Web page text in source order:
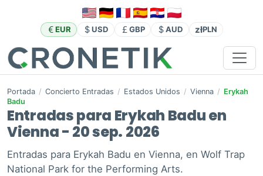
EUR USD GBP AUD złPLN
Portada / Concierto Entradas / Estados Unidos / Vienna / Erykah
Badu
Entradas para Erykah Badu en
Vienna - 20 sep. 2026
Entradas para Erykah Badu en Vienna, en Wolf Trap
National Park for the Performing Arts.